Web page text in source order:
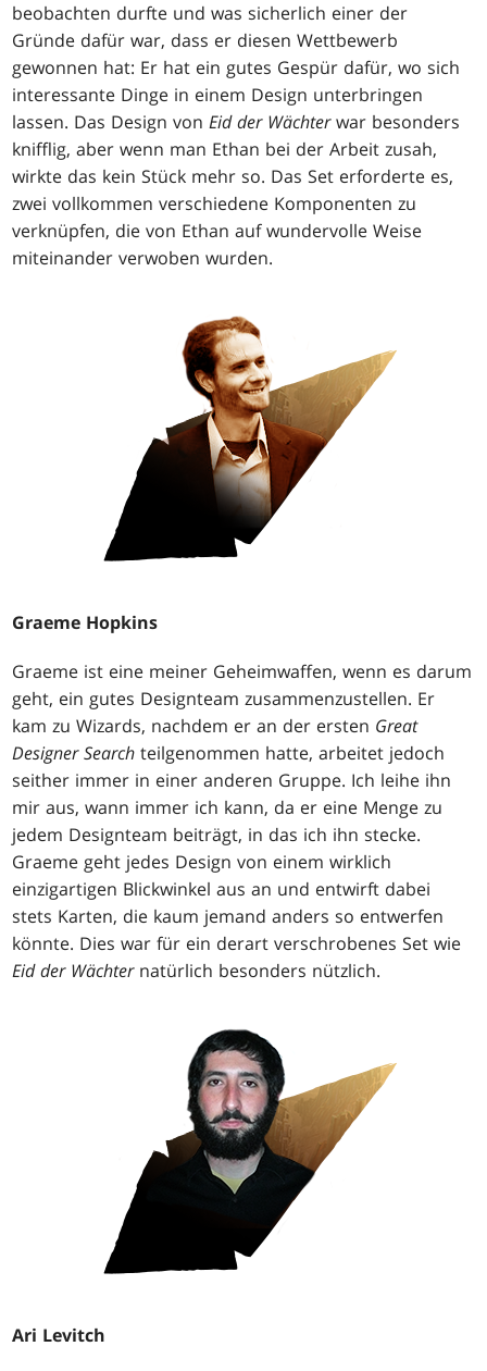
beobachten durfte und was sicherlich einer der
Gründe dafür war, dass er diesen Wettbewerb
gewonnen hat: Er hat ein gutes Gespür dafür, wo sich
interessante Dinge in einem Design unterbringen
lassen. Das Design vonEid der Wächterwar besonders
knifflig, aber wenn man Ethan bei der Arbeit zusah,
wirkte das kein Stück mehr so. Das Set erforderte es,
zwei vollkommen verschiedene Komponenten zu
verknüpfen, die von Ethan auf wundervolle Weise
miteinander verwoben wurden.
Graeme Hopkins
Graeme ist eine meiner Geheimwaffen, wenn es darum
geht, ein gutes Designteam zusammenzustellen. Er
kam zu Wizards, nachdem er an der ersten Great
Designer Search teilgenommen hatte, arbeitet jedoch
seither immer in einer anderen Gruppe. Ich leihe ihn
mir aus, wann immer ich kann, da er eine Menge zu
jedem Designteam beiträgt, in das ich ihn stecke.
Graeme geht jedes Design von einem wirklich
einzigartigen Blickwinkel aus an und entwirft dabei
stets Karten, die kaum jemand anders so entwerfen
könnte. Dies war für ein derart verschrobenes Set wie
Eid der Wächternatürlich besonders nützlich.
Ari Levitch